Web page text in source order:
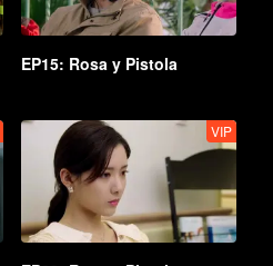
EP15: Rosa y Pistola
VIP